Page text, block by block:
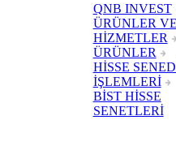
QNB INVEST
ÜRÜNLER VE
HİZMETLER
ÜRÜNLER
HİSSE
İŞLEMLERİ
BİST HİSSE
SENETLERİ